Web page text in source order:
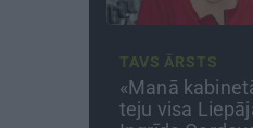
TAVS ĀRSTS
«Manā
teju visa